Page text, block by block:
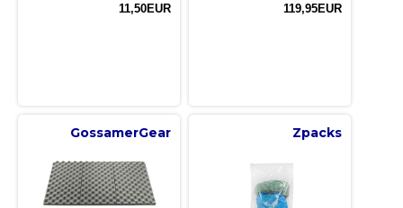
11,50EUR 119,95EUR
GossamerGear Zpacks